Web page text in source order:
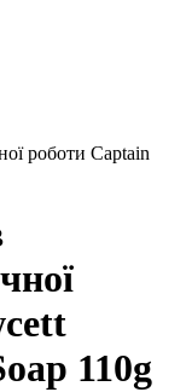
роботи Captain
110g